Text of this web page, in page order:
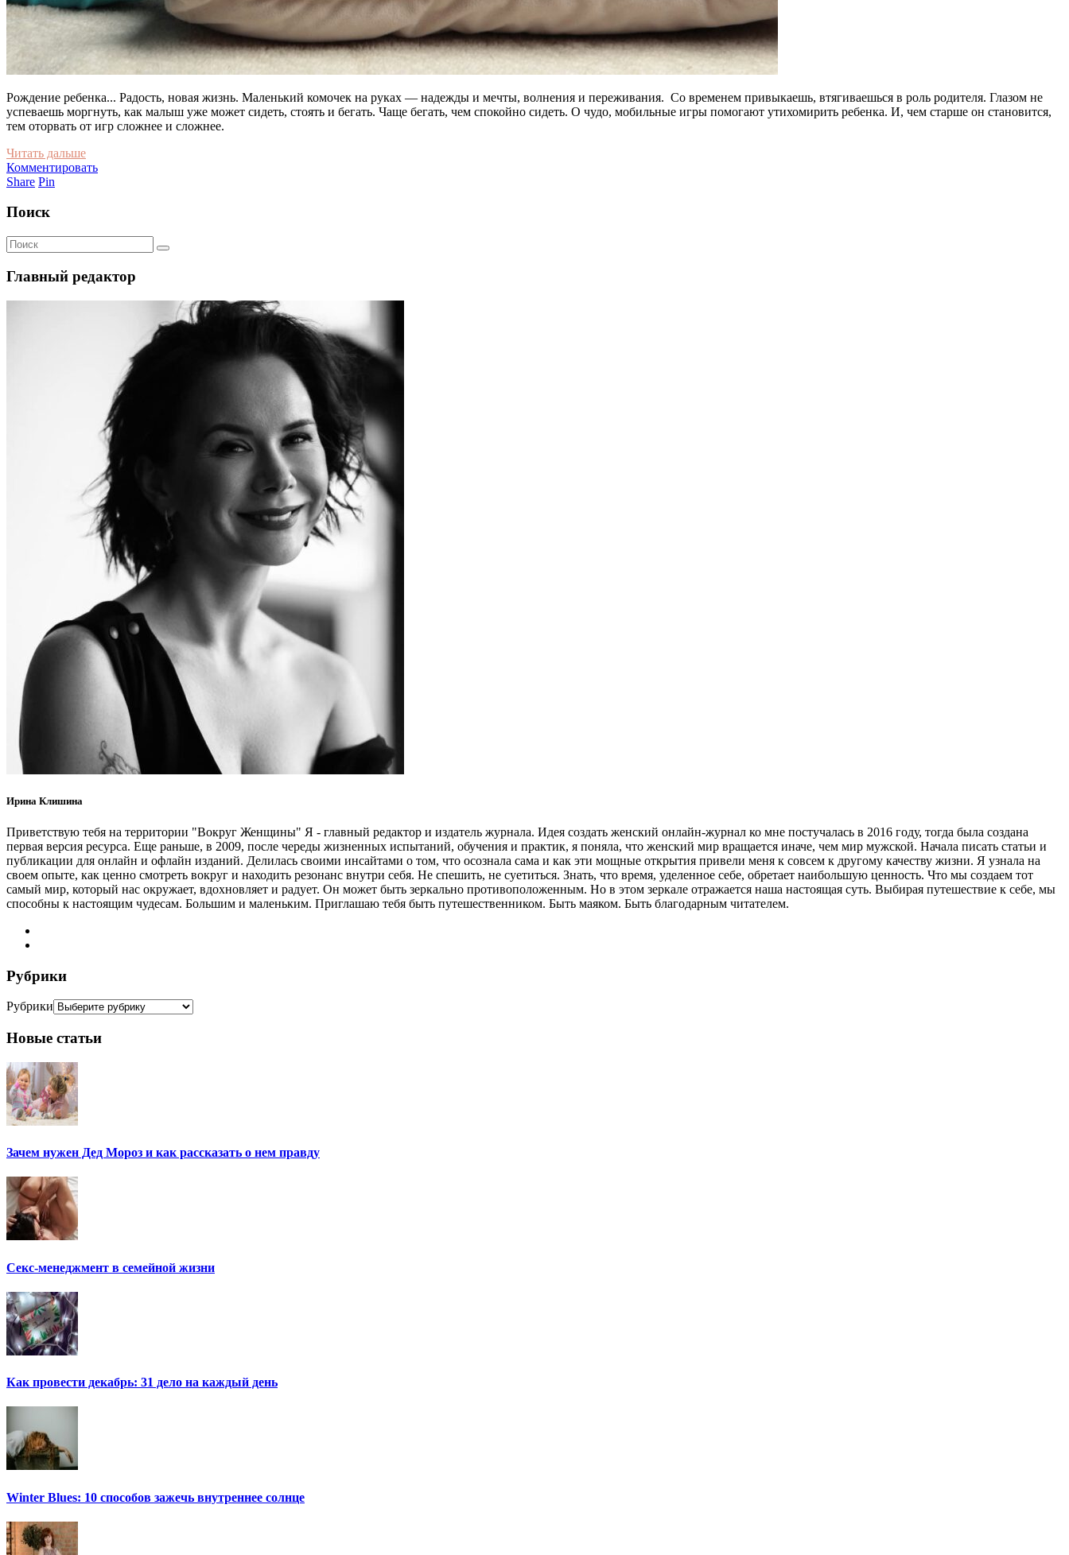
Рождение ребенка... Радость, новая жизнь. Маленький комочек на руках — надежды и мечты, волнения и переживания. Со временем привыкаешь, втягиваешься в роль родителя. Глазом не
успеваешь моргнуть, как малыш уже может сидеть, стоять и бегать. Чаще бегать, чем спокойно сидеть. О чудо, мобильные игры помогают утихомирить ребенка. И, чем старше он становится,
тем оторвать от игр сложнее и сложнее.
Читать дальше
Комментировать
Share Pin
Поиск
Главный редактор
Ирина Клишина
Приветствую тебя на территории "Вокруг Женщины" Я - главный редактор и издатель журнала. Идея создать женский онлайн-журнал ко мне постучалась в 2016 году, тогда была создана
первая версия ресурса. Еще раньше, в 2009, после череды жизненных испытаний, обучения и практик, я поняла, что женский мир вращается иначе, чем мир мужской. Начала писать статьи и
публикации для онлайн и офлайн изданий. Делилась своими инсайтами о том, что осознала сама и как эти мощные открытия привели меня к совсем к другому качеству жизни. Я узнала на
своем опыте, как ценно смотреть вокруг и находить резонанс внутри себя. Не спешить, не суетиться. Знать, что время, уделенное себе, обретает наибольшую ценность. Что мы создаем тот
самый мир, который нас окружает, вдохновляет и радует. Он может быть зеркально противоположенным. Но в этом зеркале отражается наша настоящая суть. Выбирая путешествие к себе, мы
способны к настоящим чудесам. Большим и маленьким. Приглашаю тебя быть путешественником. Быть маяком. Быть благодарным читателем.
Рубрики
Рубрики
Новые статьи
Зачем нужен Дед Мороз и как рассказать о нем правду
Секс-менеджмент в семейной жизни
Как провести декабрь: 31 дело на каждый день
Winter Blues: 10 способов зажечь внутреннее солнце